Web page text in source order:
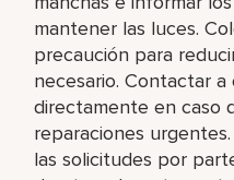
mantener las luces.
precaución para
necesario. Contactar
directamente en caso
reparaciones
las solicitudes por